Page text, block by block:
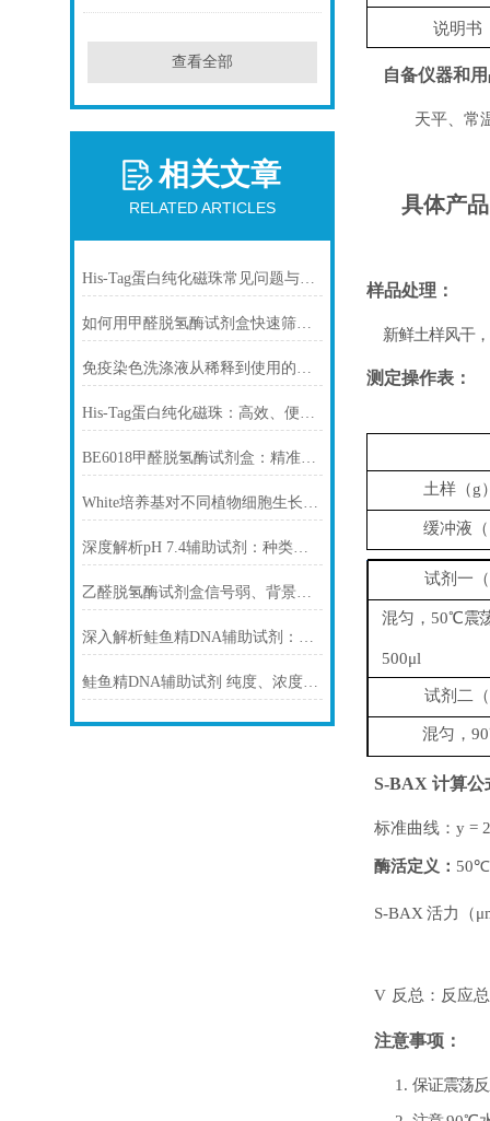
查看全部
相关文章
RELATED ARTICLES
His-Tag蛋白纯化磁珠常见问题与解决方案
如何用甲醛脱氢酶试剂盒快速筛查食品中甲醛残留？
免疫染色洗涤液从稀释到使用的完整流程
His-Tag蛋白纯化磁珠：高效、便捷的蛋白纯化解决方案
BE6018甲醛脱氢酶试剂盒：精准检测赋能多领域，标准化流程破解行业痛点
White培养基对不同植物细胞生长的影响
深度解析pH 7.4辅助试剂：种类、选择
乙醛脱氢酶试剂盒信号弱、背景高、重复性差怎么办？
深入解析鲑鱼精DNA辅助试剂：原理、特性与规范操作
鲑鱼精DNA辅助试剂 纯度、浓度与稳定性对实验结果的影响
说明书
自备仪器和
天平、常
具体产
样品处理：
新鲜土样风干
测定操作表：
土样（g
缓冲液 （
试剂一 （
混匀， 50℃震
500μl
试剂二 （
混匀，
S-BAX 计算公
标准曲线： y =
酶活定义： 50℃
S-BAX 活力（
V 反总：反应
注意事项：
1. 保证震荡